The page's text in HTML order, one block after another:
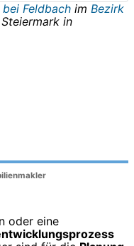
Feldbach im Bezirk
Steiermark in
oder eine